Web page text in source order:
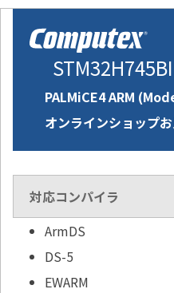
PALMiCE4 ARM
オンラインショップ
対応コンパイラ
ArmDS
DS-5
EWARM